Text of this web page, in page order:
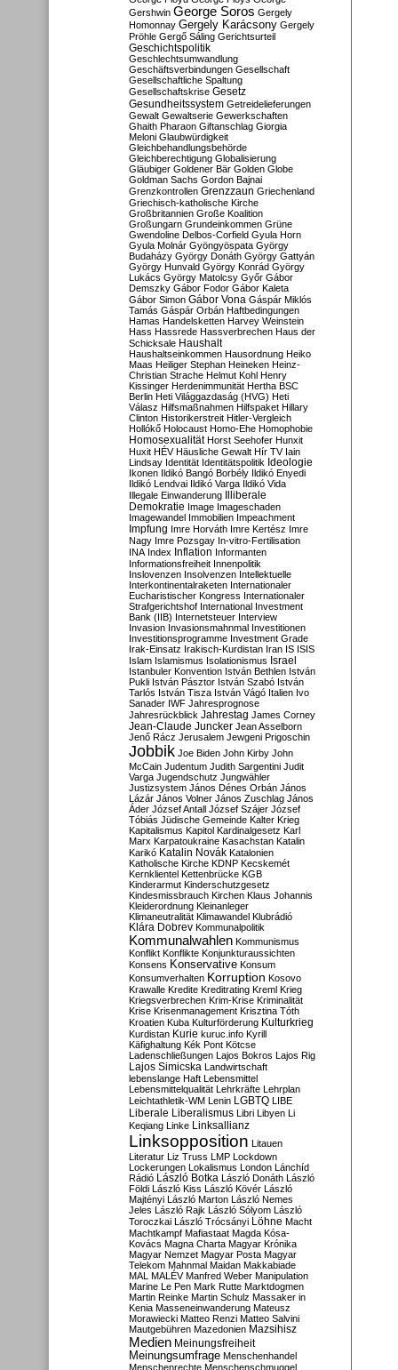
Gershwin George Soros Gergely
Homonnay Gergely Karácsony Gergely
Pröhle Gergő Sáling Gerichtsurteil
Geschichtspolitik
Geschlechtsumwandlung
Geschäftsverbindungen Gesellschaft
Gesellschaftliche Spaltung
Gesellschaftskrise Gesetz
Gesundheitssystem Getreidelieferungen
Gewalt Gewaltserie Gewerkschaften
Ghaith Pharaon Giftanschlag Giorgia
Meloni Glaubwürdigkeit
Gleichbehandlungsbehörde
Gleichberechtigung Globalisierung
Gläubiger Goldener Bär Golden Globe
Goldman Sachs Gordon Bajnai
Grenzkontrollen Grenzzaun Griechenland
Griechisch-katholische Kirche
Großbritannien Große Koalition
Großungarn Grundeinkommen Grüne
Gwendoline Delbos-Corfield Gyula Horn
Gyula Molnár Gyöngyöspata György
Budaházy György Donáth György Gattyán
György Hunvald György Konrád György
Lukács György Matolcsy Győr Gábor
Demszky Gábor Fodor Gábor Kaleta
Gábor Simon Gábor Vona Gáspár Miklós
Tamás Gáspár Orbán Haftbedingungen
Hamas Handelsketten Harvey Weinstein
Hass Hassrede Hassverbrechen Haus der
Schicksale Haushalt
Haushaltseinkommen Hausordnung Heiko
Maas Heiliger Stephan Heineken Heinz-
Christian Strache Helmut Kohl Henry
Kissinger Herdenimmunität Hertha BSC
Berlin Heti Világgazdaság (HVG) Heti
Válasz Hilfsmaßnahmen Hilfspaket Hillary
Clinton Historikerstreit Hitler-Vergleich
Hollókő Holocaust Homo-Ehe Homophobie
Homosexualität Horst Seehofer Hunxit
Huxit HÉV Häusliche Gewalt Hír TV Iain
Lindsay Identität Identitätspolitik Ideologie
Ikonen Ildikó Bangó Borbély Ildikó Enyedi
Ildikó Lendvai Ildikó Varga Ildikó Vida
Illegale Einwanderung Illiberale
Demokratie Image Imageschaden
Imagewandel Immobilien Impeachment
Impfung Imre Horváth Imre Kertész Imre
Nagy Imre Pozsgay In-vitro-Fertilisation
INA Index Inflation Informanten
Informationsfreiheit Innenpolitik
Inslovenzen Insolvenzen Intellektuelle
Interkontinentalraketen Internationaler
Eucharistischer Kongress Internationaler
Strafgerichtshof International Investment
Bank (IIB) Internetsteuer Interview
Invasion Invasionsmahnmal Investitionen
Investitionsprogramme Investment Grade
Irak-Einsatz Irakisch-Kurdistan Iran IS ISIS
Islam Islamismus Isolationismus Israel
Istanbuler Konvention István Bethlen István
Pukli István Pásztor István Szabó István
Tarlós István Tisza István Vágó Italien Ivo
Sanader IWF Jahresprognose
Jahresrückblick Jahrestag James Corney
Jean-Claude Juncker Jean Asselborn
Jenő Rácz Jerusalem Jewgeni Prigoschin
Jobbik Joe Biden John Kirby John
McCain Judentum Judith Sargentini Judit
Varga Jugendschutz Jungwähler
Justizsystem János Dénes Orbán János
Lázár János Volner János Zuschlag János
Áder József Antall József Szájer József
Tóbiás Jüdische Gemeinde Kalter Krieg
Kapitalismus Kapitol Kardinalgesetz Karl
Marx Karpatoukraine Kasachstan Katalin
Karikó Katalin Novák Katalonien
Katholische Kirche KDNP Kecskemét
Kernklientel Kettenbrücke KGB
Kinderarmut Kinderschutzgesetz
Kindesmissbrauch Kirchen Klaus Johannis
Kleiderordnung Kleinanleger
Klimaneutralität Klimawandel Klubrádió
Klára Dobrev Kommunalpolitik
Kommunalwahlen Kommunismus
Konflikt Konflikte Konjunkturaussichten
Konsens Konservative Konsum
Konsumverhalten Korruption Kosovo
Krawalle Kredite Kreditrating Kreml Krieg
Kriegsverbrechen Krim-Krise Kriminalität
Krise Krisenmanagement Krisztina Tóth
Kroatien Kuba Kulturförderung Kulturkrieg
Kurdistan Kurie kuruc.info Kyrill
Käfighaltung Kék Pont Kötcse
Ladenschließungen Lajos Bokros Lajos Rig
Lajos Simicska Landwirtschaft
lebenslange Haft Lebensmittel
Lebensmittelqualität Lehrkräfte Lehrplan
Leichtathletik-WM Lenin LGBTQ LIBE
Liberale Liberalismus Libri Libyen Li
Keqiang Linke Linksallianz
Linksopposition Litauen
Literatur Liz Truss LMP Lockdown
Lockerungen Lokalismus London Lánchíd
Rádió
László Botka László Donáth László
Földi László Kiss László Kövér László
Majtényi László Marton László Nemes
Jeles László Rajk László Sólyom László
Toroczkai László Trócsányi Löhne Macht
Machtkampf Mafiastaat Magda Kósa-
Kovács Magna Charta Magyar Krónika
Magyar Nemzet Magyar Posta Magyar
Telekom Mahnmal Maidan Makkabiade
MAL MALÉV Manfred Weber Manipulation
Marine Le Pen Mark Rutte Marktdogmen
Martin Reinke Martin Schulz Massaker in
Kenia Masseneinwanderung Mateusz
Morawiecki Matteo Renzi Matteo Salvini
Mautgebühren Mazedonien Mazsihisz
Medien Meinungsfreiheit
Meinungsumfrage Menschenhandel
Menschenrechte Menschenschmuggel